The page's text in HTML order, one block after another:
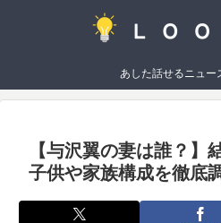
あした話せるニュー
【与沢翼の妻は誰？】
子供や家族構成を徹底